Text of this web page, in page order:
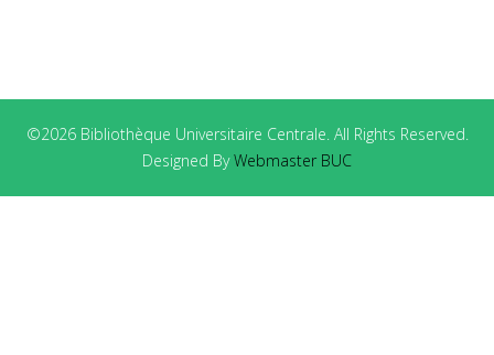
©2026 Bibliothèque Universitaire Centrale. All Rights Reserved.
Designed ByWebmaster BUC